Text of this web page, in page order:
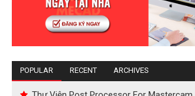
POPULAR RECENT ARCHIVES